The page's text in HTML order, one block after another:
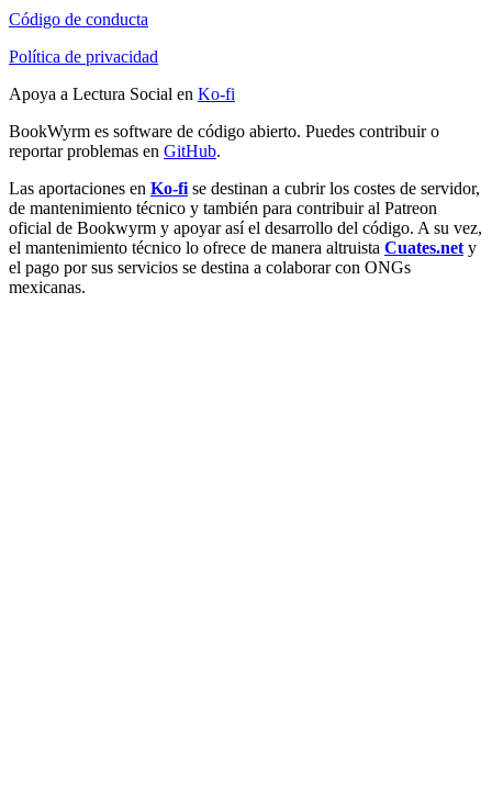
Código de conducta
Política de privacidad
Apoya a Lectura Social en Ko-fi
BookWyrm es software de código abierto. Puedes contribuir o
reportar problemas en GitHub.
Las aportaciones en Ko-fi se destinan a cubrir los costes de servidor,
de mantenimiento técnico y también para contribuir al Patreon
oficial de Bookwyrm y apoyar así el desarrollo del código. A su vez,
el mantenimiento técnico lo ofrece de manera altruista Cuates.net y
el pago por sus servicios se destina a colaborar con ONGs
mexicanas.